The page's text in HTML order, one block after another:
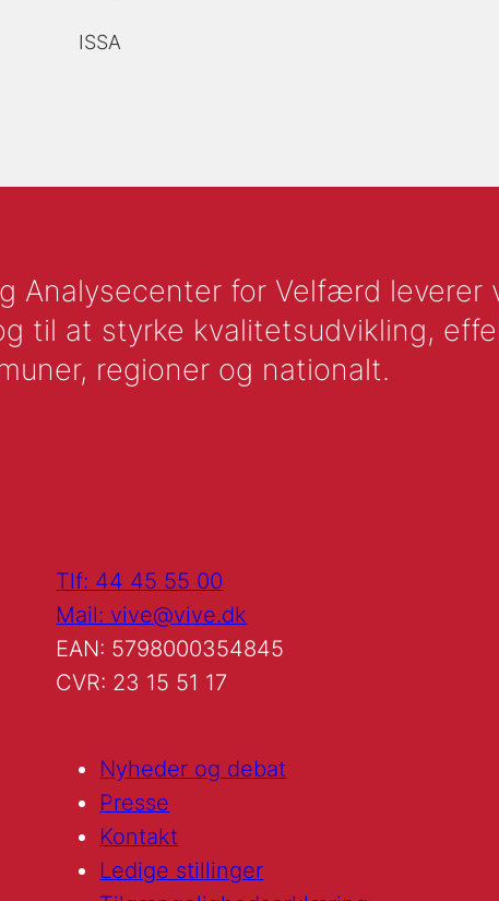
ISSA
Analysecenter for Velfærd leverer
til at styrke kvalitetsudvikling,
regioner og nationalt.
Tlf: 44 45 55 00
Mail: vive@vive.dk
EAN: 5798000354845
CVR: 23 15 51 17
Nyheder og debat
Presse
Kontakt
Ledige stillinger